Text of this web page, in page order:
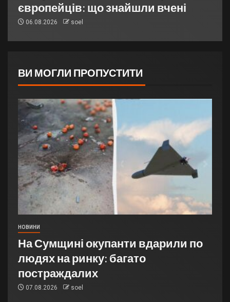
європейців: що знайшли вчені
06.08.2026 soel
ВИ МОГЛИ ПРОПУСТИТИ
НОВИНИ
На Сумщині окупанти вдарили по
людях на ринку: багато
постраждалих
07.08.2026 soel